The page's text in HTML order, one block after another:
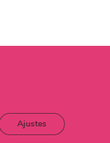
Ajustes